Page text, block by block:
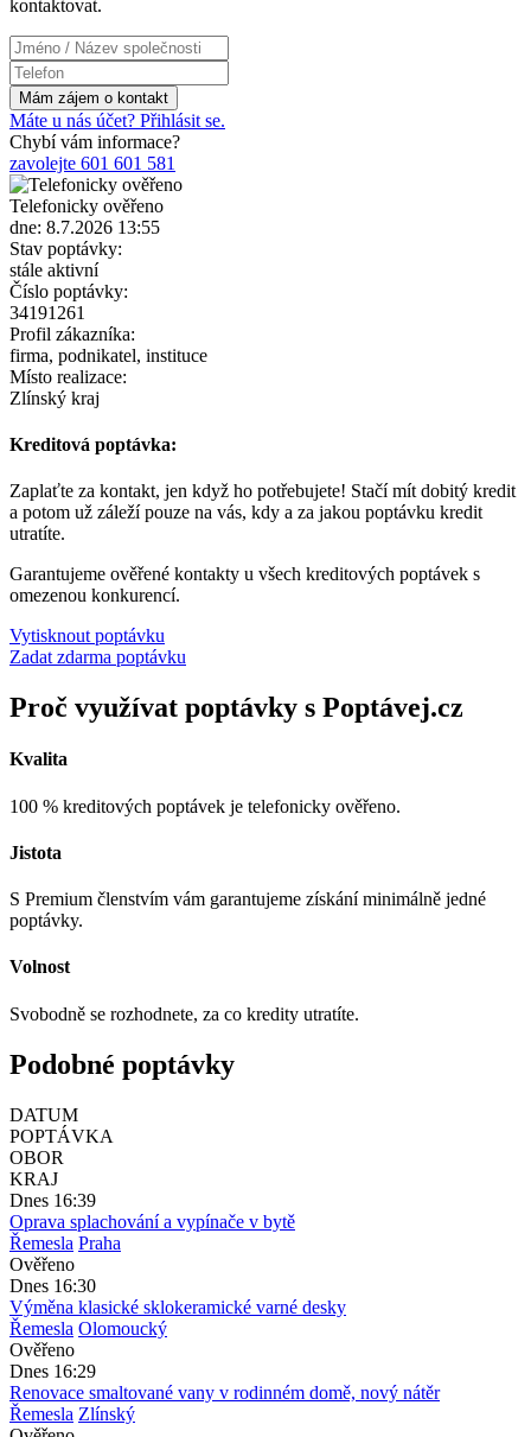
kontaktovat.
Máte u nás účet? Přihlásit se.
Chybí vám informace?
zavolejte 601 601 581
Telefonicky ověřeno
dne: 8.7.2026 13:55
Stav poptávky:
stále aktivní
Číslo poptávky:
34191261
Profil zákazníka:
firma, podnikatel, instituce
Místo realizace:
Zlínský kraj
Kreditová poptávka:
Zaplaťte za kontakt, jen když ho potřebujete! Stačí mít dobitý kredit
a potom už záleží pouze na vás, kdy a za jakou poptávku kredit
utratíte.
Garantujeme ověřené kontakty u všech kreditových poptávek s
omezenou konkurencí.
Vytisknout poptávku
Zadat zdarma poptávku
Proč využívat poptávky s Poptávej.cz
Kvalita
100 % kreditových poptávek je telefonicky ověřeno.
Jistota
S Premium členstvím vám garantujeme získání minimálně jedné
poptávky.
Volnost
Svobodně se rozhodnete, za co kredity utratíte.
Podobné poptávky
DATUM
POPTÁVKA
OBOR
KRAJ
Dnes 16:39
Oprava splachování a vypínače v bytě
Řemesla Praha
Ověřeno
Dnes 16:30
Výměna klasické sklokeramické varné desky
Řemesla Olomoucký
Ověřeno
Dnes 16:29
Renovace smaltované vany v rodinném domě, nový nátěr
Řemesla Zlínský